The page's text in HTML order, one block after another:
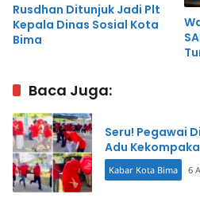
Rusdhan Ditunjuk Jadi Plt
Kepala Dinas Sosial Kota
Bima
Baca Juga:
Seru! Pegawai
Adu
Kabar Kota Bima 6